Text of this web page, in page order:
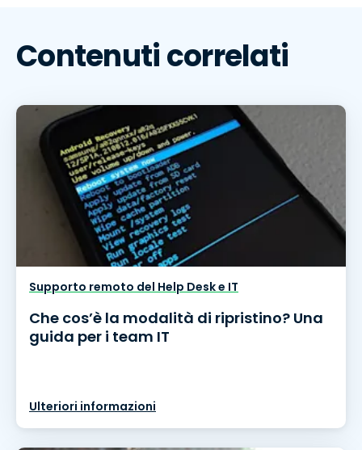
Contenuti correlati
Supporto remoto del Help Desk e IT
Che cos’è la modalità di ripristino? Una
guida per i team IT
Ulteriori informazioni